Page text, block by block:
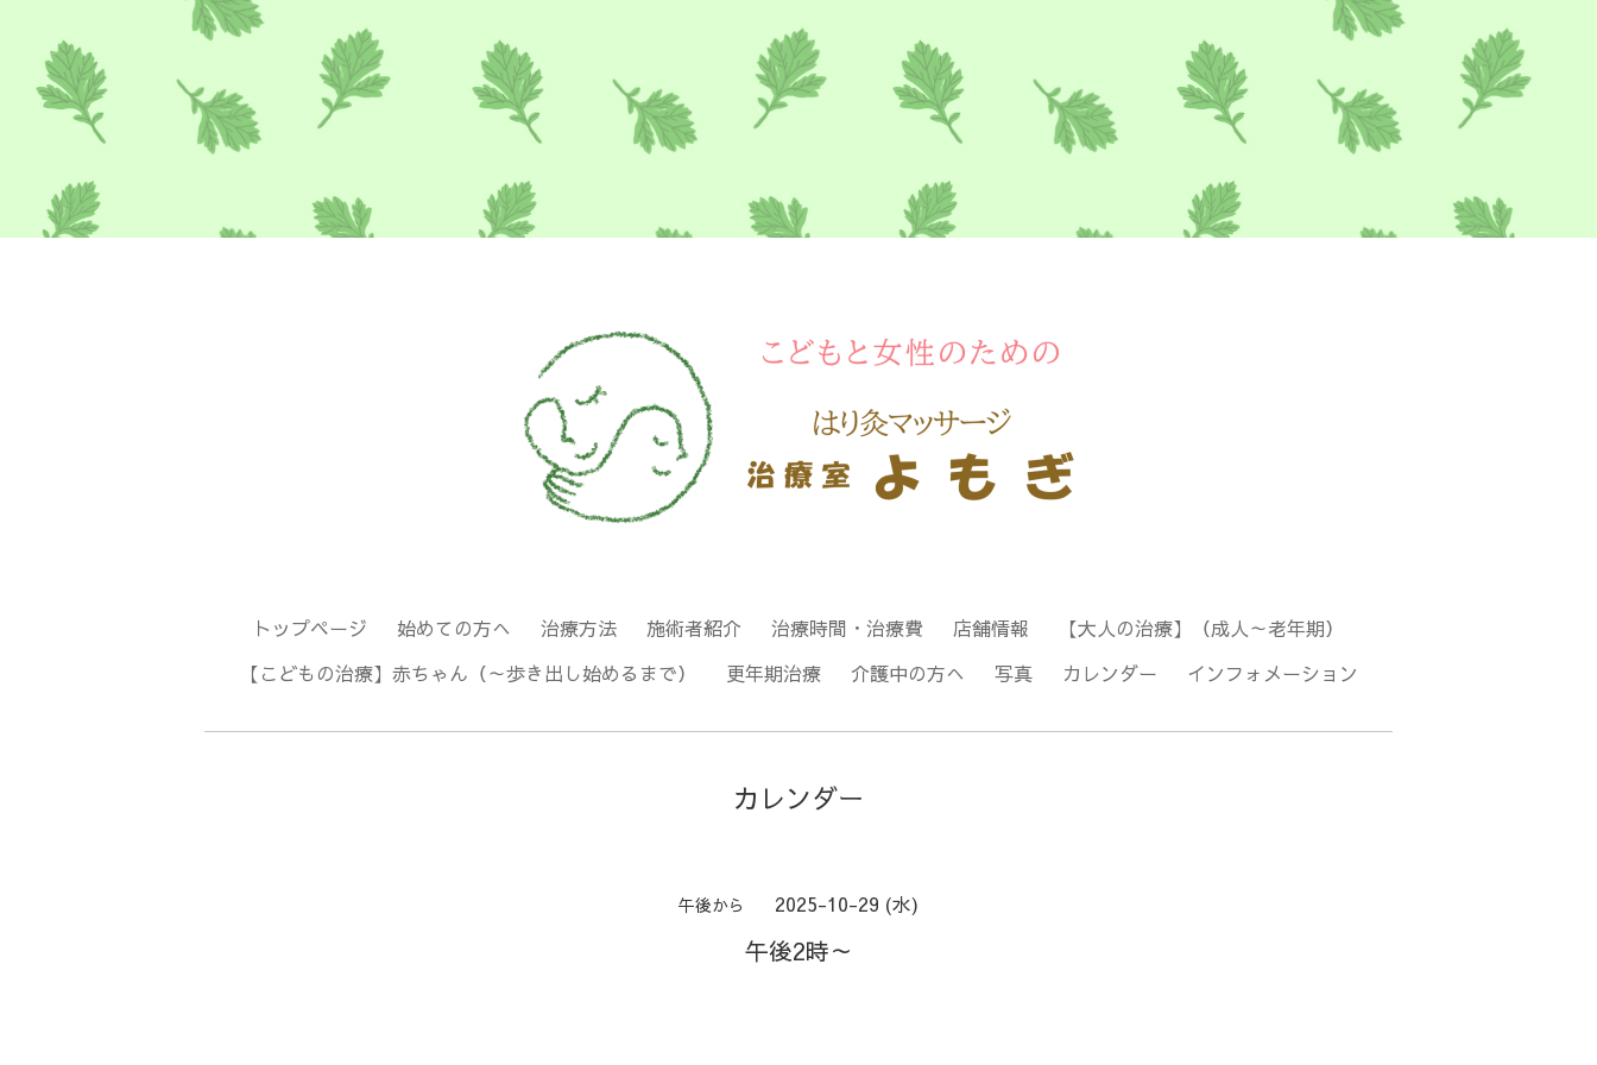
トップページ 始めての方へ 治療方法 施術者紹介 治療時間・治療費 店舗情報
【大人の治療】（成人～老年期）
【こどもの治療】赤ちゃん（～歩き出し始めるまで）
更年期治療 介護中の方へ 写真 カレンダー インフォメーション
カレンダー
午後から 2025-10-29 (水)
午後2時～